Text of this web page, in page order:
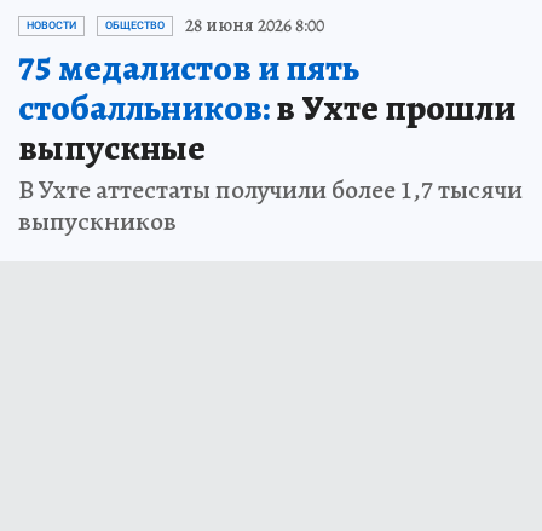
НОВОСТИ ОБЩЕСТВО 28 июня 2026 8:00
75 медалистов и пять
стобалльников:в Ухте прошли
выпускные
В Ухте аттестаты получили более 1,7 тысячи
выпускников